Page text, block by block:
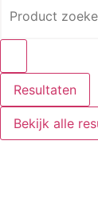
Resultaten
Bekijk alle